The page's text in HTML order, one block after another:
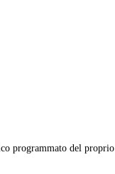
programmato del proprio